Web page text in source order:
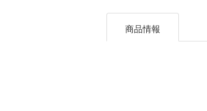
商品情報